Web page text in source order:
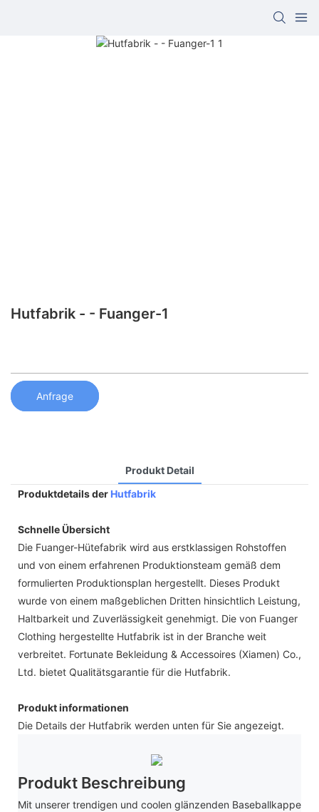
Hutfabrik - - Fuanger-1
Anfrage
Produkt Detail
Produktdetails der Hutfabrik
Schnelle Übersicht
Die Fuanger-Hütefabrik wird aus erstklassigen Rohstoffen
und von einem erfahrenen Produktionsteam gemäß dem
formulierten Produktionsplan hergestellt. Dieses Produkt
wurde von einem maßgeblichen Dritten hinsichtlich Leistung,
Haltbarkeit und Zuverlässigkeit genehmigt. Die von Fuanger
Clothing hergestellte Hutfabrik ist in der Branche weit
verbreitet. Fortunate Bekleidung & Accessoires (Xiamen) Co.,
Ltd. bietet Qualitätsgarantie für die Hutfabrik.
Produkt informationen
Die Details der Hutfabrik werden unten für Sie angezeigt.
Produkt Beschreibung
Mit unserer trendigen und coolen glänzenden Baseballkappe